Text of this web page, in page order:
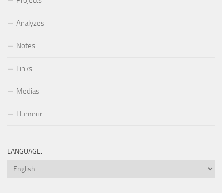
Analyzes
Notes
Links
Medias
Humour
LANGUAGE: